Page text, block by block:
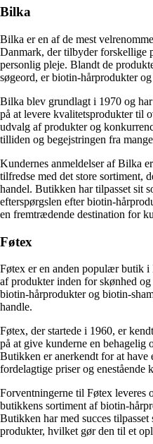
Bilka
Bilka er en af ​​de mest
Danmark, der tilbyder forskellige
personlig pleje. Blandt de
søgeord, er biotin-hårprodukter
Bilka blev grundlagt i 1970 og
på at levere kvalitetsprodukter til
udvalg af produkter og
tilliden og begejstringen fra
Kundernes anmeldelser af Bilka
tilfredse med det store sortiment,
handel. Butikken har tilpasset sit
efterspørgslen efter biotin-
en fremtrædende destination for
Føtex
Føtex er en anden populær butik
af produkter inden for skønhed
biotin-hårprodukter og biotin-
handle.
Føtex, der startede i 1960, er
på at give kunderne en behagelig
Butikken er anerkendt for at
fordelagtige priser og enestående
Forventningerne til Føtex leveres
butikkens sortiment af biotin-
Butikken har med succes tilpasset
produkter, hvilket gør den til et